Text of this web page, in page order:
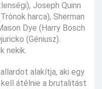
Joseph Quinn
harca), Sherman
Dye (Harry Bosch
(Géniusz).
nekik.
alakítja, aki egy
átélnie a brutalitást